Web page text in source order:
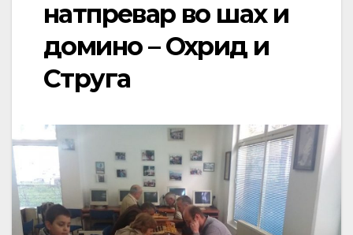
натпревар во шах и
домино – Охрид и
Струга